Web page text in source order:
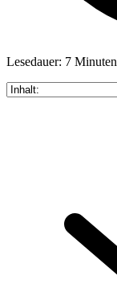
Lesedauer: 7 Minuten